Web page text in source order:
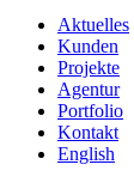
Aktuelles
Kunden
Projekte
Agentur
Portfolio
Kontakt
English